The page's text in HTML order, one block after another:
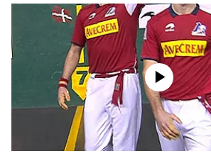
Ciclismo
Herri-kirolak
Balonmano
Kirolak 360